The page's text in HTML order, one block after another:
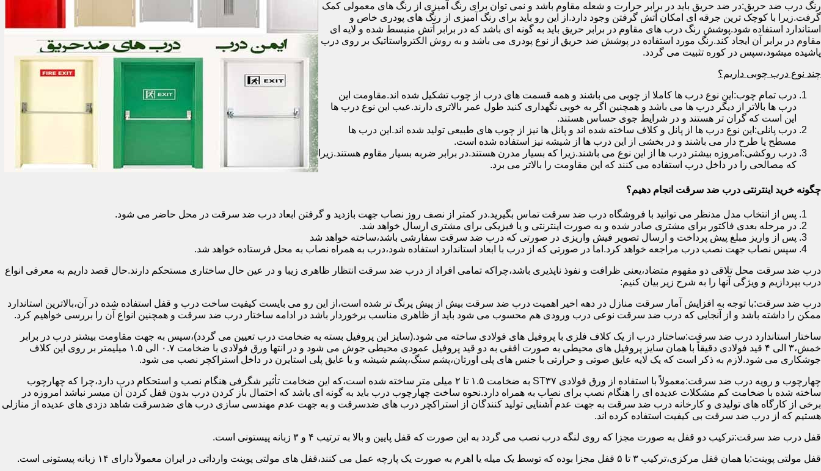
رنگ درب ضد حریق:در ضد حریق باید در برابر حرارت و شعله مقاوم باشد و نمی توان برای رنگ آمیزی از رنگ های معمولی کمک
گرفت.زیرا با کوچک ترین جرقه ای امکان آتش گرفتن وجود دارد.از این رو باید برای رنگ آمیزی از رنگ های پودری خاص و
استاندارد استفاده شود.پوشش رنگ درب های مقاوم در برابر حریق باید به گونه ای باشد که در برابر آتش منبسط شده و لایه ای
مقاوم در برابر آن ایجاد کند.رنگ مورد استفاده در پوشش ضد حریق از نوع پودری می باشد و به روش الکترواستاتیک بر روی درب
پاشیده میشود،سپس در کوره تثبیت می گردد.
چند نوع درب چوبی داریم؟
درب تمام چوب:این نوع درب ها کاملا از چوبی می باشند و همه قسمت های درب از چوب تشکیل شده اند.مقاومت این
درب ها بالاتر از دیگر درب ها می باشد و همچنین اگر به خوبی نگهداری کنید طول عمر بالاتری دارند.عیب این نوع درب ها
این است که گران تر هستند و در شرایط جوی حساس هستند.
درب پانلی:این نوع درب ها از پانل و کلاف ساخته شده اند و پانل ها نیز از چوب های طبیعی تولید شده اند.این درب ها
مسطح یا طرح دار می باشند و در بخشی از این درب ها از شیشه نیز استفاده شده است.
درب روکشی:امروزه بیشتر درب ها از این نوع می باشند.زیرا که بسیار مدرن هستند.در برابر ضربه بسیار مقاوم هستند.زیرا
که مصالحی را در داخل درب استفاده می کنند که این مقاومت را بالاتر می برد.
چگونه خرید اینترنتی درب ضد سرقت انجام دهیم؟
پس از انتخاب مدل مدنظر می توانید با فروشگاه درب ضد سرقت تماس بگیرید.در کمتر از نصف روز نصاب جهت بازدید و گرفتن ابعاد درب ضد سرقت در محل حاضر می شود.
در مرحله بعدی فاکتور برای مشتری صادر شده و به صورت اینترنتی و یا فیزیکی برای مشتری ارسال خواهد شد.
پس از واریز مبلغ پیش پرداخت و ارسال تصویر فیش واریزی در صورتی که درب ضد سرقت سفارشی باشد،ساخته خواهد شد
سپس نصاب جهت نصب درب مراجعه خواهد کرد.اما در صورتی که از درب با ابعاد استاندارد استفاده شود،درب به همراه نصاب به محل فرستاده خواهد شد.
درب ضد سرقت محل تلاقی دو مفهوم متضاد،یعنی ظرافت و نفوذ ناپذیری باشد،چراکه تمامی افراد از درب ضد سرقت انتظار ظاهری زیبا و در عین حال ساختاری مستحکم دارند.حال قصد داریم به معرفی انواع
درب بپردازیم و ویژگی آنها را به شرح زیر بیان کنیم:
درب ضد سرقت:با توجه به افزایش آمار سرقت منازل در دهه اخیر اهمیت درب ضد سرقت بیش از پیش پرنگ تر شده است،از این رو می بایست کیفیت ساخت درب و قفل استفاده شده در آن،بالاترین استاندارد
ممکن را داشته باشد و از آنجایی که درب ضد سرقت نوعی درب ورودی هم محسوب می شود باید از ظاهری مناسب برخوردار باشد در ادامه ساختار درب ضد سرقت و همچنین انواع آن را بررسی خواهیم کرد.
ساختار استاندارد درب ضد سرقت:ساختار درب از یک کلاف فلزی با پروفیل های فولادی ساخته می شود.(سایز این پروفیل بسته به ضخامت درب تعیین می گردد)،سپس به جهت مقاومت بیشتر درب در برابر
خمش،۳ الی ۴ قید فولادی دقیقاً با همان سایز پروفیل های محیطی به صورت افقی به دو قید پروفیل عمودی محیطی جوش می شود و در انتها ورق فولادی با ضخامت ۰.۷ الی ۱.۵ میلیمتر بر روی این کلاف
جوشکاری می شود.لازم به ذکر است که یک لایه عایق صوتی و حرارتی با جنس های پلی اورتان،پشم سنگ،پشم شیشه و یا عایق پلی استایرن در داخل استراکچر نصب می شود.
چهارچوب و رویه درب ضد سرقت:معمولاً با استفاده از ورق فولادی ST۳۷ به ضخامت ۱.۵ تا ۲ میلی متر ساخته شده است،که این ضخامت تأثیر شگرفی هنگام نصب و استحکام درب دارد،چرا که چهارچوب
ساخته شده با ضخامت کم مشکلات عدیده ای را هنگام نصب برای نصاب به همراه دارد.نحوه ساخت چهارچوب درب باید به گونه ای باشد که احتمال باز کردن درب بدون قفل کردن آن میسر نباشد امروزه در
برخی از کارگاه های تولیدی و کارخانه درب ضد سرقت به جهت عدم آشنایی تولید کنندگان از استراکچر درب های ضدسرقت و به جهت عدم مهندسی سازی درب های ضدسرقت شاهد دزدی های عدیده از منازلی
هستیم که از درب ضد سرقت بی کیفیت استفاده کرده اند.
قفل درب ضد سرقت:ترکیب دو قفل به صورت مجزا که روی لنگه درب نصب می گردد به این صورت که قفل پایین و بالا به ترتیب ۴ و ۳ زبانه پیستونی است.
قفل مولتی پوینت:یا همان قفل مرکزی،ترکیب ۳ تا ۵ قفل مجزا بوده که توسط یک میله یا اهرم به صورت یک پارچه عمل می کنند،قفل های مولتی پوینت وارداتی در ایران معمولاً دارای ۱۴ زبانه پیستونی است.